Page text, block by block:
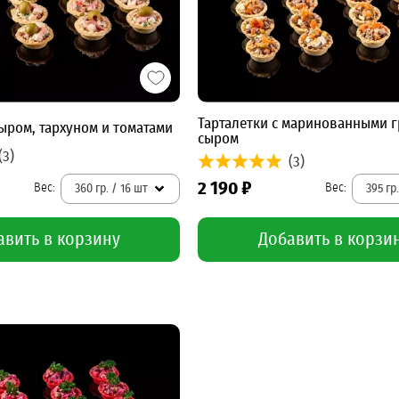
тархуном и томатами
360 гр. / 16 шт
в корзину
Тарталетки с маринованными
сыром
(3)
2 190 ₽ 395
Добавить в